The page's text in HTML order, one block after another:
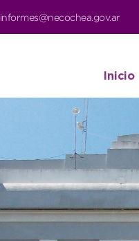
informes@necochea.gov.ar
Inicio